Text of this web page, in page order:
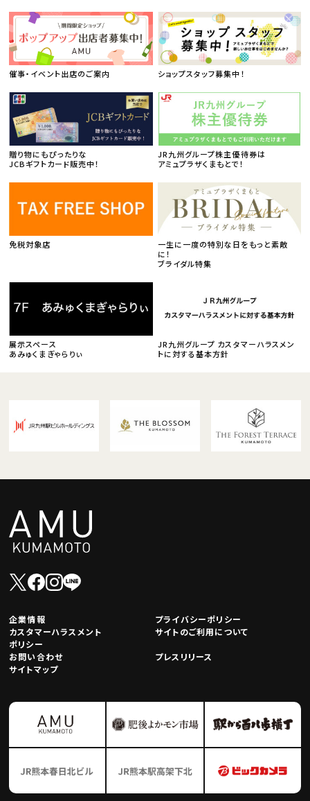
催事・イベント出店のご案内 ショップスタッフ募集中！
贈り物にもぴったりな
JCBギフトカード販売中！
JR九州グループ株主優待券は
アミュプラザくまもとで！
免税対象店
一生に一度の特別な日をもっと素敵
に！
ブライダル特集
展示スペース
あみゅくまぎゃらりぃ
JR九州グループ カスタマーハラスメン
トに対する基本方針
企業情報
プライバシーポリシー
カスタマーハラスメント
ポリシー
サイトのご利用について
お問い合わせ
プレスリリース
サイトマップ